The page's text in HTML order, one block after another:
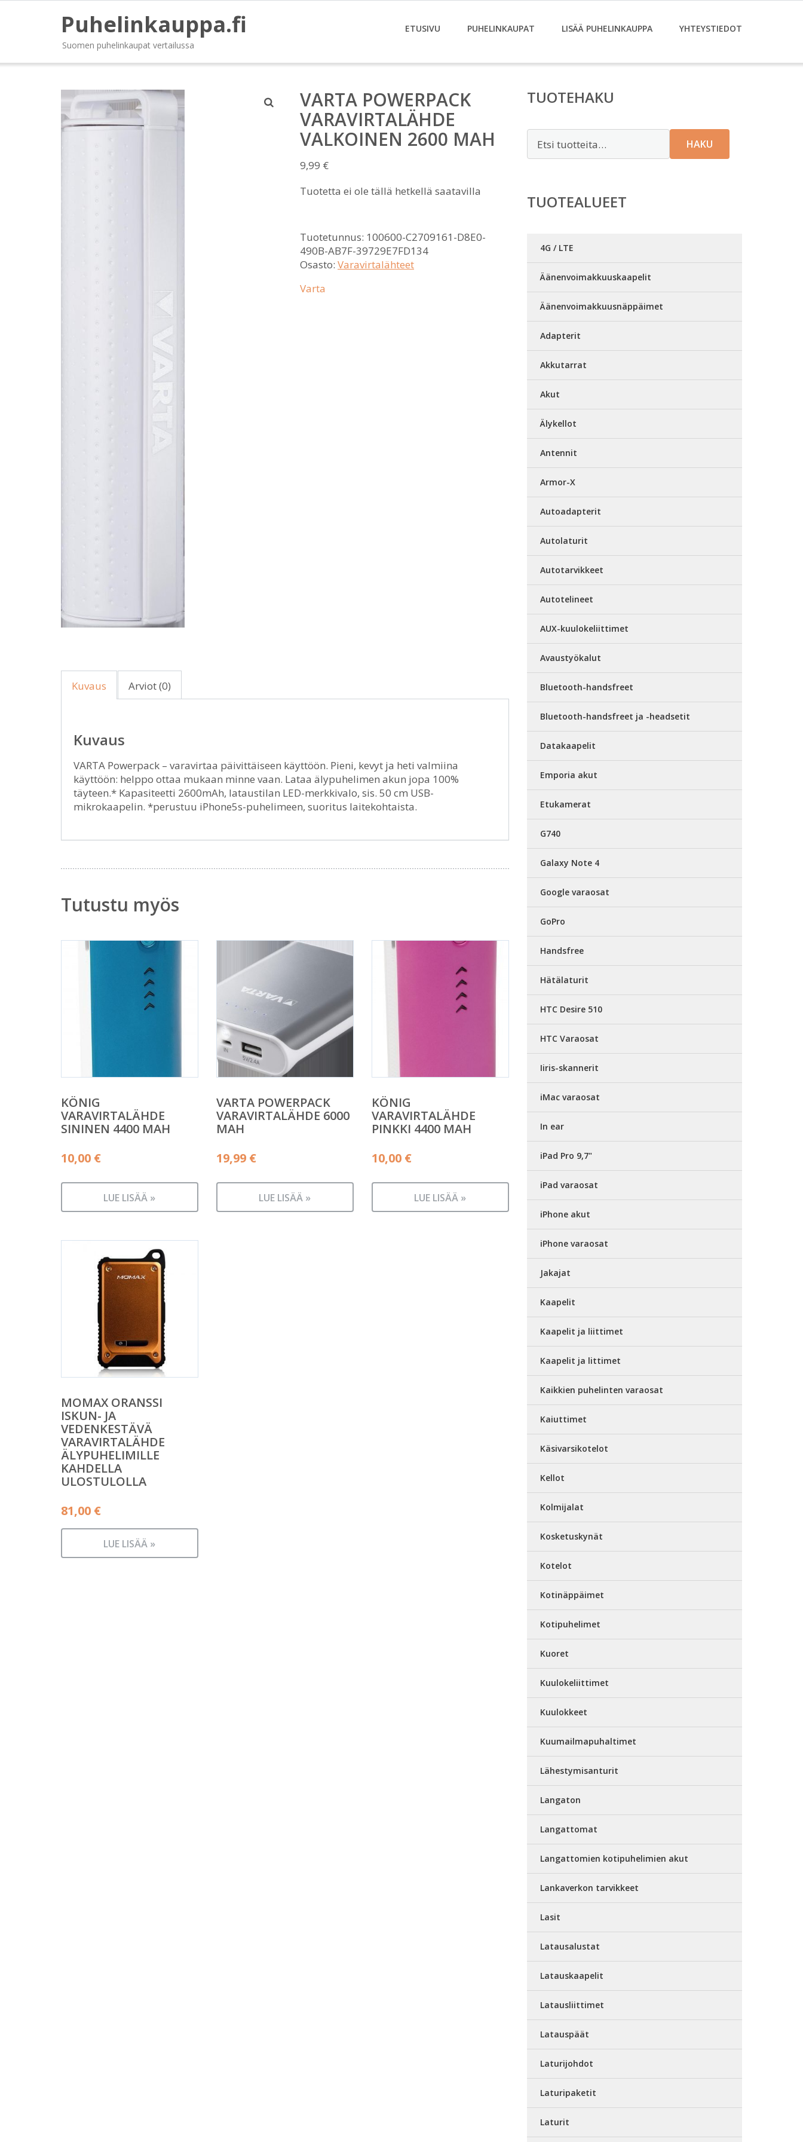
Puhelinkauppa.fi
Suomen puhelinkaupat vertailussa
ETUSIVU PUHELINKAUPAT LISÄÄ PUHELINKAUPPA YHTEYSTIEDOT
VARTA POWERPACK
VARAVIRTALÄHDE
VALKOINEN 2600 MAH
9,99 €
Tuotetta ei ole tällä hetkellä saatavilla
Tuotetunnus: 100600-C2709161-D8E0-
490B-AB7F-39729E7FD134
Osasto: Varavirtalähteet
Varta
Kuvaus Arviot (0)
Kuvaus
VARTA Powerpack – varavirtaa päivittäiseen käyttöön. Pieni, kevyt ja heti valmiina
käyttöön: helppo ottaa mukaan minne vaan. Lataa älypuhelimen akun jopa 100%
täyteen.* Kapasiteetti 2600mAh, lataustilan LED-merkkivalo, sis. 50 cm USB-
mikrokaapelin. *perustuu iPhone5s-puhelimeen, suoritus laitekohtaista.
Tutustu myös
KÖNIG
VARAVIRTALÄHDE
SININEN 4400 MAH
10,00 €
LUE LISÄÄ »
VARTA POWERPACK
VARAVIRTALÄHDE 6000
MAH
19,99 €
LUE LISÄÄ »
KÖNIG
VARAVIRTALÄHDE
PINKKI 4400 MAH
10,00 €
LUE LISÄÄ »
MOMAX ORANSSI
ISKUN- JA
VEDENKESTÄVÄ
VARAVIRTALÄHDE
ÄLYPUHELIMILLE
KAHDELLA
ULOSTULOLLA
81,00 €
LUE LISÄÄ »
TUOTEHAKU
HAKU
TUOTEALUEET
4G / LTE
Äänenvoimakkuuskaapelit
Äänenvoimakkuusnäppäimet
Adapterit
Akkutarrat
Akut
Älykellot
Antennit
Armor-X
Autoadapterit
Autolaturit
Autotarvikkeet
Autotelineet
AUX-kuulokeliittimet
Avaustyökalut
Bluetooth-handsfreet
Bluetooth-handsfreet ja -headsetit
Datakaapelit
Emporia akut
Etukamerat
G740
Galaxy Note 4
Google varaosat
GoPro
Handsfree
Hätälaturit
HTC Desire 510
HTC Varaosat
Iiris-skannerit
iMac varaosat
In ear
iPad Pro 9,7"
iPad varaosat
iPhone akut
iPhone varaosat
Jakajat
Kaapelit
Kaapelit ja liittimet
Kaapelit ja littimet
Kaikkien puhelinten varaosat
Kaiuttimet
Käsivarsikotelot
Kellot
Kolmijalat
Kosketuskynät
Kotelot
Kotinäppäimet
Kotipuhelimet
Kuoret
Kuulokeliittimet
Kuulokkeet
Kuumailmapuhaltimet
Lähestymisanturit
Langaton
Langattomat
Langattomien kotipuhelimien akut
Lankaverkon tarvikkeet
Lasit
Latausalustat
Latauskaapelit
Latausliittimet
Latauspäät
Laturijohdot
Laturipaketit
Laturit